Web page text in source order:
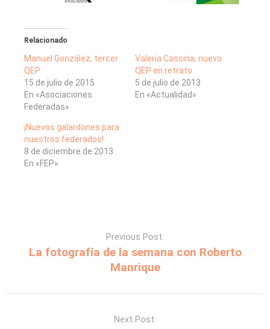
Relacionado
Manuel González, tercer
QEP
15 de julio de 2015
En «Asociaciones
Federadas»
Valeria Cassina, nuevo
QEP en retrato
5 de julio de 2013
En «Actualidad»
¡Nuevos galardones para
nuestros federados!
8 de diciembre de 2013
En «FEP»
Previous Post:
La fotografía de la semana con Roberto
Manrique
Next Post: